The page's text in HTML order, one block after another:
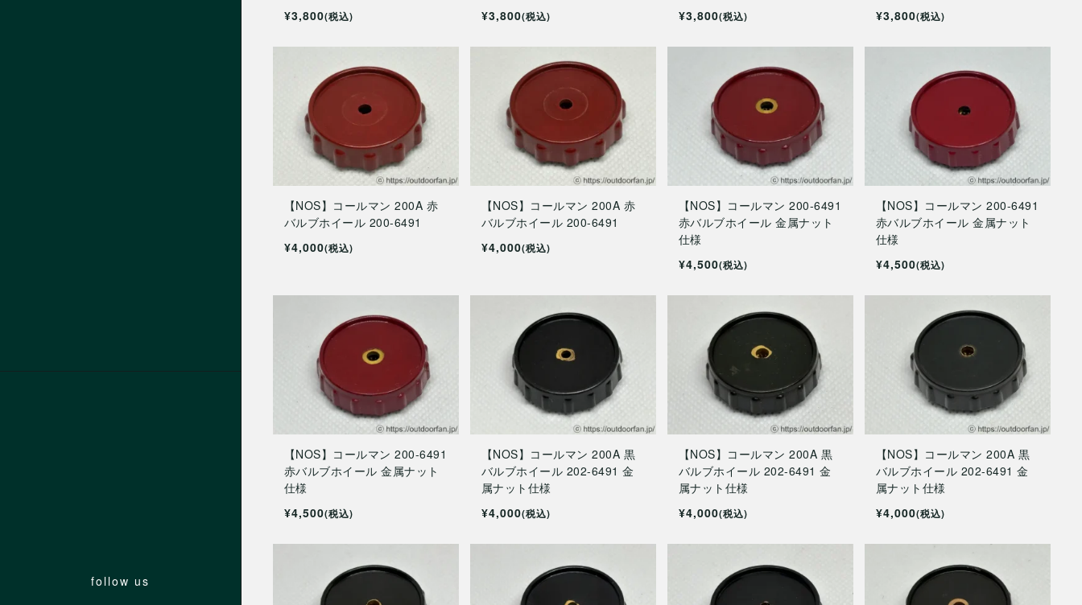
follow us
¥3,800(税込)
¥3,800(税込)
¥3,800(税込)
¥3,800(税込)
【NOS】コールマン 200A 赤
バルブホイール 200-6491
¥4,000(税込)
【NOS】コールマン 200A 赤
バルブホイール 200-6491
¥4,000(税込)
【NOS】コールマン 200-6491
赤バルブホイール 金属ナット
仕様
¥4,500(税込)
【NOS】コールマン 200-6491
赤バルブホイール 金属ナット
仕様
¥4,500(税込)
【NOS】コールマン 200-6491
赤バルブホイール 金属ナット
仕様
¥4,500(税込)
【NOS】コールマン 200A 黒
バルブホイール 202-6491 金
属ナット仕様
¥4,000(税込)
【NOS】コールマン 200A 黒
バルブホイール 202-6491 金
属ナット仕様
¥4,000(税込)
【NOS】コールマン 200A 黒
バルブホイール 202-6491 金
属ナット仕様
¥4,000(税込)